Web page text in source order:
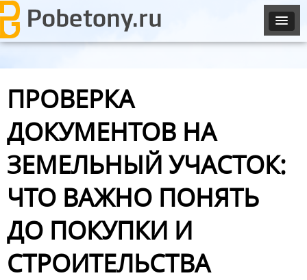
ПРОВЕРКА
ДОКУМЕНТОВ НА
ЗЕМЕЛЬНЫЙ УЧАСТОК:
ЧТО ВАЖНО ПОНЯТЬ
ДО ПОКУПКИ И
СТРОИТЕЛЬСТВА